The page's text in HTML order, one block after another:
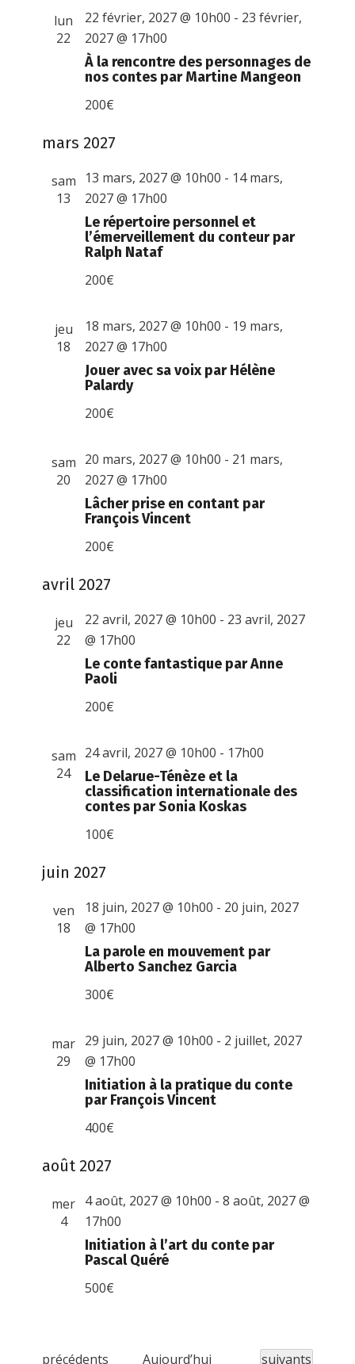
lun
22
À la rencontre des personnages de
nos contes par Martine Mangeon
22 février, 2027 @ 10h00 - 23 février,
2027 @ 17h00
200€
mars 2027
sam
13
Le répertoire personnel et
l’émerveillement du conteur par
Ralph Nataf
13 mars, 2027 @ 10h00 - 14 mars,
2027 @ 17h00
200€
jeu
18
Jouer avec sa voix par Hélène
Palardy
18 mars, 2027 @ 10h00 - 19 mars,
2027 @ 17h00
200€
sam
20
Lâcher prise en contant par
François Vincent
20 mars, 2027 @ 10h00 - 21 mars,
2027 @ 17h00
200€
avril 2027
jeu
22
Le conte fantastique par Anne
Paoli
22 avril, 2027 @ 10h00 - 23 avril, 2027
@ 17h00
200€
sam
24
Le Delarue-Ténèze et la
classification internationale des
contes par Sonia Koskas
24 avril, 2027 @ 10h00 - 17h00
100€
juin 2027
ven
18
La parole en mouvement par
Alberto Sanchez Garcia
18 juin, 2027 @ 10h00 - 20 juin, 2027
@ 17h00
300€
mar
29
Initiation à la pratique du conte
par François Vincent
29 juin, 2027 @ 10h00 - 2 juillet, 2027
@ 17h00
400€
août 2027
mer
4
Initiation à l’art du conte par
Pascal Quéré
4 août, 2027 @ 10h00 -8 août, 2027 @
17h00
500€
É
précédents Aujourd’hui Évènements
suivants